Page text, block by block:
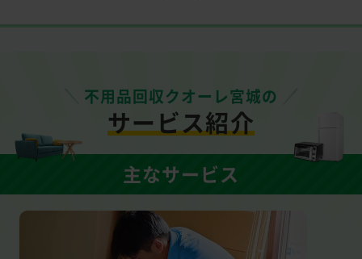
不用品回収クオーレ宮城の
サービス紹介
主なサービス